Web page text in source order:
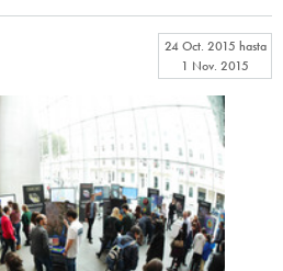
24 Oct. 2015 hasta
1 Nov. 2015